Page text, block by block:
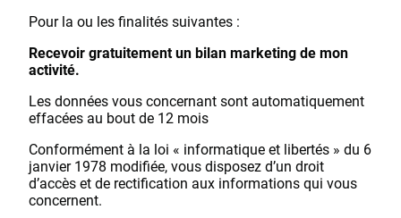
Pour la ou les finalités suivantes :
Recevoir gratuitement un bilan marketing de mon
activité.
Les données vous concernant sont automatiquement
effacées au bout de 12 mois
Conformément à la loi « informatique et libertés » du 6
janvier 1978 modifiée, vous disposez d’un droit
d’accès et de rectification aux informations qui vous
concernent.